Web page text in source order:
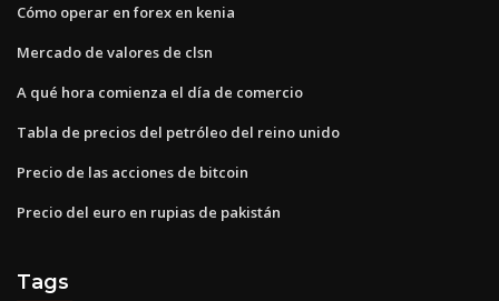
Cómo operar en forex en kenia
Mercado de valores de clsn
A qué hora comienza el día de comercio
Tabla de precios del petróleo del reino unido
Precio de las acciones de bitcoin
Precio del euro en rupias de pakistán
Tags